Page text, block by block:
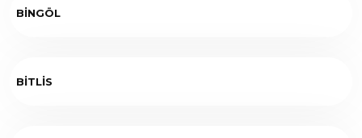
BİNGÖL
BİTLİS